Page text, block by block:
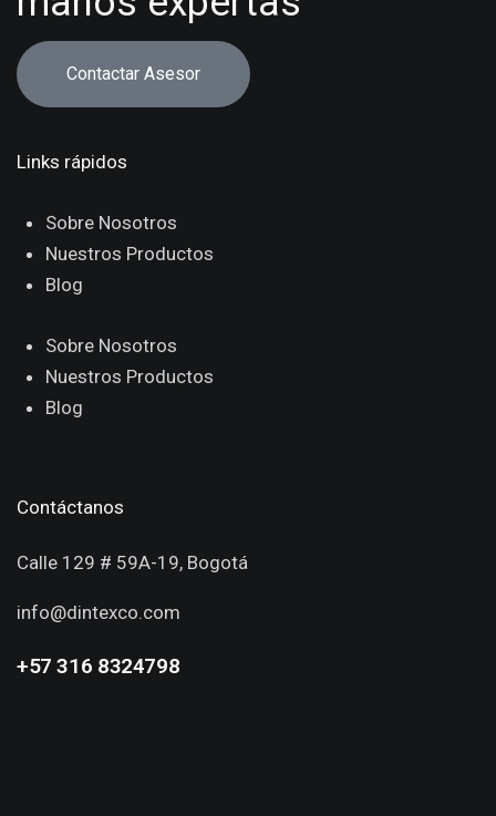
Contactar Asesor
Links rápidos
Sobre Nosotros
Nuestros Productos
Blog
Sobre Nosotros
Nuestros Productos
Blog
Contáctanos
Calle 129 # 59A-19, Bogotá
info@dintexco.com
+57 316 8324798